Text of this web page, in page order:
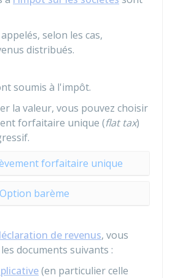
selon les cas,
distribués.
soumis à l'impôt.
la valeur, vous pouvez choisir
forfaitaire unique (flat tax)
forfaitaire unique
Option barème
de revenus, vous
documents suivants :
(en particulier celle